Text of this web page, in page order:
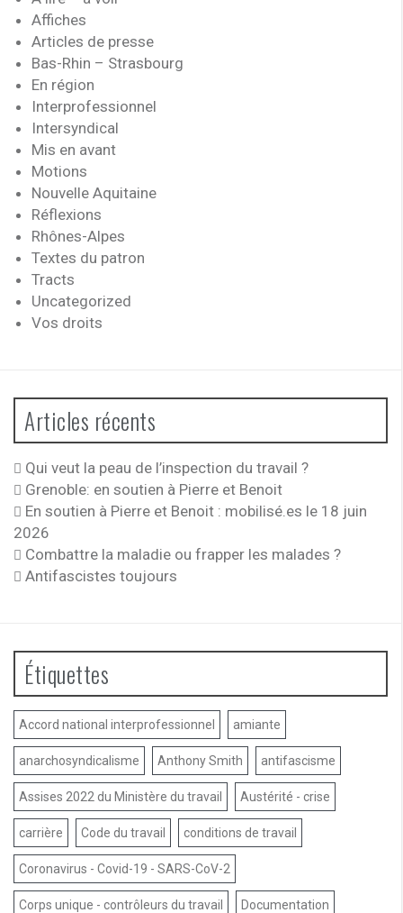
Affiches
Articles de presse
Bas-Rhin – Strasbourg
En région
Interprofessionnel
Intersyndical
Mis en avant
Motions
Nouvelle Aquitaine
Réflexions
Rhônes-Alpes
Textes du patron
Tracts
Uncategorized
Vos droits
Articles récents
Qui veut la peau de l’inspection du travail ?
Grenoble: en soutien à Pierre et Benoit
En soutien à Pierre et Benoit : mobilisé.es le 18 juin
2026
Combattre la maladie ou frapper les malades ?
Antifascistes toujours
Étiquettes
Accord national interprofessionnel amiante
anarchosyndicalisme Anthony Smith antifascisme
Assises 2022 du Ministère du travail Austérité - crise
carrière Code du travail conditions de travail
Coronavirus - Covid-19 - SARS-CoV-2
Corps unique - contrôleurs du travail Documentation